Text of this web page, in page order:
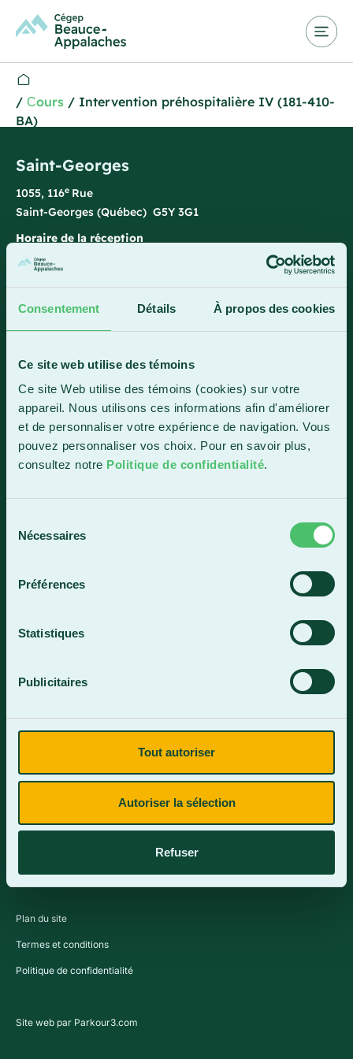
Consentement Détails À propos des cookies
Ce site web utilise des témoins
Ce site Web utilise des témoins (cookies) sur votre
appareil. Nous utilisons ces informations afin d'améliorer
et de personnaliser votre expérience de navigation. Vous
pouvez personnaliser vos choix. Pour en savoir plus,
consultez notre Politique de confidentialité.
Nécessaires
Préférences
Statistiques
Publicitaires
Tout autoriser
Autoriser la sélection
Refuser
/ Сours / Intervention préhospitalière IV (181-410-
BA)
Saint-Georges
1055, 116e Rue
Saint-Georges (Québec) G5Y 3G1
Horaire de la réception
Lundi-vendredi : 7 h 45 à 15 h 45
1 800 893-5111
Sainte-Marie
Sainte-Marie (Québec) G6E 0R1
Horaire de la réception
Lundi-vendredi : 7 h 30 à 15 h 30
4409, rue Dollard
Lundi-vendredi : 8 h à 16 h
Contactez-nous
Plan du site
Termes et conditions
Politique de confidentialité
Site web par Parkour3.com